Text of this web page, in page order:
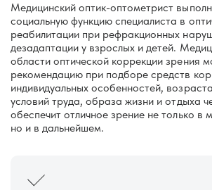
Медицинский оптик-оптометрист
социальную функцию специалиста в
реабилитации при рефракционных
дезадаптации у взрослых и детей.
области оптической коррекции зрения
рекомендацию при подборе средств
индивидуальных особенностей,
условий труда, образа жизни и отдыха
обеспечит отличное зрение не только
но и в дальнейшем.